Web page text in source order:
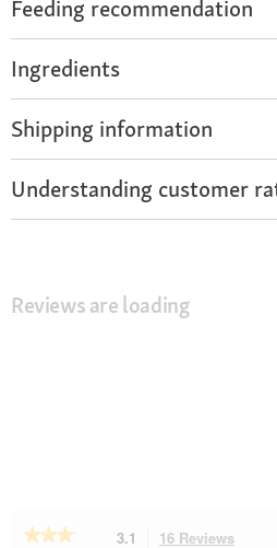
Feeding recommendation
Ingredients
Shipping information
Understanding customer
Reviews are loading
★★★★★
★★★★★ 3.1 16 Reviews